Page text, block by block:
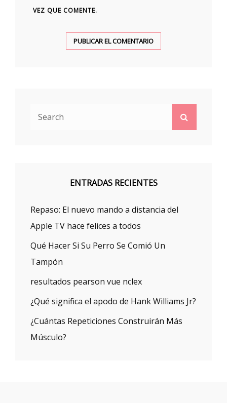
VEZ QUE COMENTE.
ENTRADAS RECIENTES
Repaso: El nuevo mando a distancia del
Apple TV hace felices a todos
Qué Hacer Si Su Perro Se Comió Un
Tampón
resultados pearson vue nclex
¿Qué significa el apodo de Hank Williams Jr?
¿Cuántas Repeticiones Construirán Más
Músculo?